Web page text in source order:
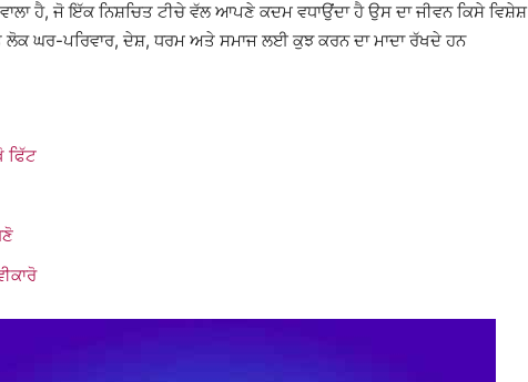
ਹੈ, ਜੋ ਇੱਕ ਨਿਸ਼ਚਿਤ ਟੀਚੇ ਵੱਲ ਆਪਣੇ ਕਦਮ ਵਧਾਉਂਦਾ ਹੈ ਉਸ ਦਾ ਜੀਵਨ ਕਿਸੇ ਵਿਸ਼ੇਸ਼
ਘਰ-ਪਰਿਵਾਰ, ਦੇਸ਼, ਧਰਮ ਅਤੇ ਸਮਾਜ ਲਈ ਕੁਝ ਕਰਨ ਦਾ ਮਾਦਾ ਰੱਖਦੇ ਹਨ
ਫਿੱਟ